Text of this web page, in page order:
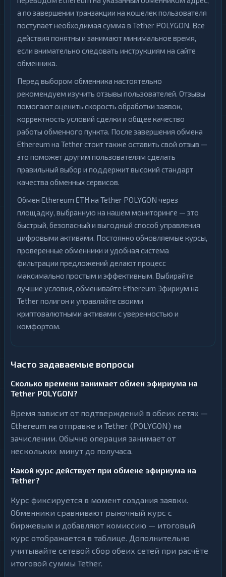
а по завершении транзакции на кошелек пользователя
поступает необходимая сумма в Tether POLYGON. Все
действия понятны и занимают минимальное время,
если внимательно следовать инструкциям на сайте
обменника.
Перед выбором обменника настоятельно
рекомендуем изучить отзывы пользователей. Отзывы
помогают оценить скорость обработки заявок,
корректность условий сделки и общее качество
работы обменного пункта. После завершения обмена
Ethereum на Tether стоит также оставить свой отзыв —
это поможет другим пользователям сделать
правильный выбор и поддержит высокий стандарт
качества обменных сервисов.
Обмен Ethereum ETH на Tether POLYGON через
площадку, выбранную на нашем мониторинге — это
быстрый, безопасный и выгодный способ управления
цифровыми активами. Постоянно обновляемые курсы,
проверенные обменники и удобная система
фильтрации предложений делают процесс
максимально простым и эффективным. Выбирайте
лучшие условия, обменивайте Ethereum Эфириум на
Tether полигон и управляйте своими
криптовалютными активами с уверенностью и
комфортом.
Часто задаваемые вопросы
Сколько времени занимает обмен эфириума на
Tether POLYGON?
Время зависит от подтверждений в обеих сетях —
Ethereum на отправке и Tether (POLYGON) на
зачислении. Обычно операция занимает от
нескольких минут до получаса.
Какой курс действует при обмене эфириума на
Tether?
Курс фиксируется в момент создания заявки.
Обменники сравнивают рыночный курс с
биржевым и добавляют комиссию — итоговый
курс отображается в таблице. Дополнительно
учитывайте сетевой сбор обеих сетей при расчёте
итоговой суммы Tether.